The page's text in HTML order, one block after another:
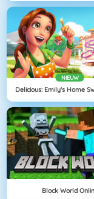
NIEUW
Delicious: Emily's Home
Block World